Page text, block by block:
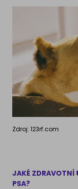
Zdroj: 123rf.com
JAKÉ ZDRAVOTNÍ
PSA?